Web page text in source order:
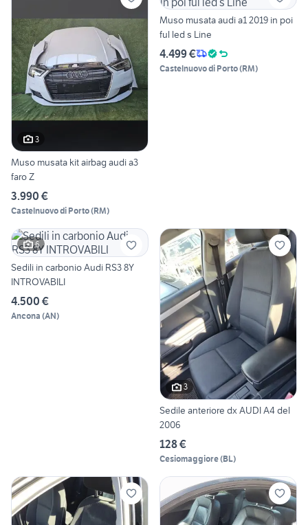
3
Muso musata kit airbag audi a3
faro Z
3.990 €
Castelnuovo di Porto(RM)
Muso musata audi a1 2019 in poi
ful led s Line
4.499 €
Castelnuovo di Porto(RM)
6
Sedili in carbonio Audi RS3 8Y
INTROVABILI
4.500 €
Ancona (AN)
3
Sedile anteriore dx AUDI A4 del
2006
128 €
Cesiomaggiore(BL)